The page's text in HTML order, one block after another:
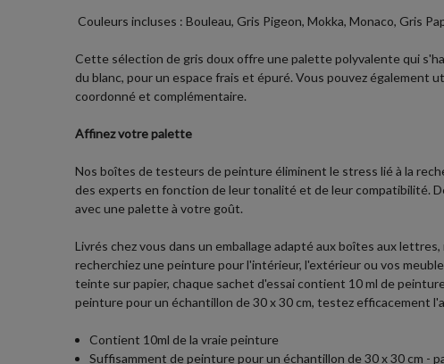
Couleurs incluses : Bouleau, Gris Pigeon, Mokka, Monaco, Gris
Cette sélection de gris doux offre une palette polyvalente qui
du blanc, pour un espace frais et épuré. Vous pouvez
coordonné et complémentaire.
Affinez votre palette
Nos boîtes de testeurs de peinture éliminent le stress lié à la
des experts en fonction de leur tonalité et de leur compatibilité.
avec une palette à votre goût.
Livrés chez vous dans un emballage adapté aux boîtes aux
recherchiez une peinture pour l'intérieur, l'extérieur ou vos
teinte sur papier, chaque sachet d'essai contient 10 ml de
peinture pour un échantillon de 30 x 30 cm, testez efficacement
Contient 10ml de la vraie peinture
Suffisamment de peinture pour un échantillon de 30 x 30 cm -